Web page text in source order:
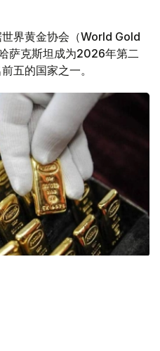
世界黄金协会（World Gold
萨克斯坦成为2026年第二
五的国家之一。